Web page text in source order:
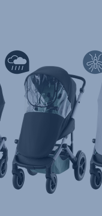
del usuario
l’uso (Italiano)
пользователя
(Język
(Slovenský
за ползване
(Hrvatski jezik)